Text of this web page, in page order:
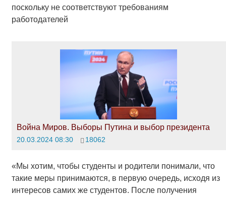
поскольку не соответствуют требованиям
работодателей
Война Миров. Выборы Путина и выбор президента
20.03.2024 08:30 18062
«Мы хотим, чтобы студенты и родители понимали, что
такие меры принимаются, в первую очередь, исходя из
интересов самих же студентов. После получения